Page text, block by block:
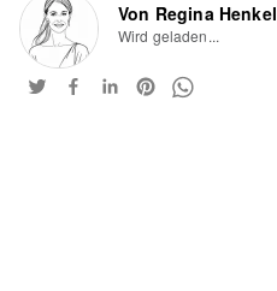
Von Regina Henkel
Wird geladen...